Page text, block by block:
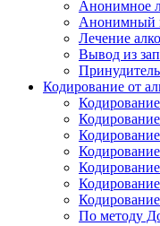
Анонимное
Анонимный
Лечение
Вывод из
Кодирование от
По методу